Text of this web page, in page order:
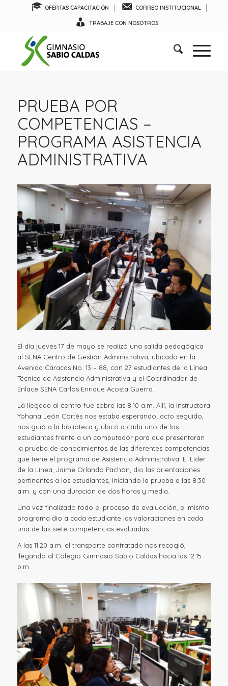
OFERTAS CAPACITACIÓN CORREO INSTITUCIONAL
TRABAJE CON NOSOTROS
PRUEBA POR
COMPETENCIAS –
PROGRAMA ASISTENCIA
ADMINISTRATIVA
El día jueves 17 de mayo se realizó una salida pedagógica
al SENA Centro de Gestión Administrativa, ubicado en la
Avenida Caracas No. 13 – 88, con 27 estudiantes de la Línea
Técnica de Asistencia Administrativa y el Coordinador de
Enlace SENA Carlos Enrique Acosta Guerra.
La llegada al centro fue sobre las 8:10 a.m. Allí, la Instructora
Yohana León Cortés nos estaba esperando; acto seguido,
nos guió a la biblioteca y ubicó a cada uno de los
estudiantes frente a un computador para que presentaran
la prueba de conocimientos de las diferentes competencias
que tiene el programa de Asistencia Administrativa. El Líder
de la Línea, Jaime Orlando Pachón, dio las orientaciones
pertinentes a los estudiantes, iniciando la prueba a las 8:30
a.m. y con una duración de dos horas y media.
Una vez finalizado todo el proceso de evaluación, el mismo
programa dio a cada estudiante las valoraciones en cada
una de las siete competencias evaluadas.
A las 11:20 a.m. el transporte contratado nos recogió,
llegando al Colegio Gimnasio Sabio Caldas hacia las 12:15
p.m.